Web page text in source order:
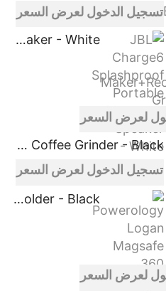
تسجيل الدخول لعرض السعر
JBL Charge6 Splashproof Portable Bluetooth Speaker - White
لعرض السعر
LePresso Macinare Coffee Grinder - Black
تسجيل الدخول لعرض السعر
Powerology Logan Magsafe 360 Degree Rotation Head Car Phone Holder - Black
لعرض السعر